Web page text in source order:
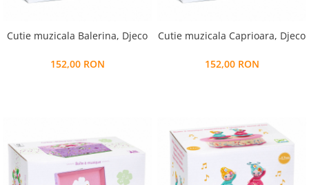
Cutie muzicala Balerina, Djeco
152,00 RON
Cutie muzicala Caprioara, Djeco
152,00 RON